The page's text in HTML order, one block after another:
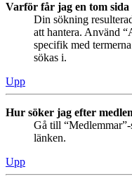
Varför får jag en tom
Din sökning
att hantera. Använd
specifik med
sökas i.
Upp
Hur söker jag efter
Gå till
länken.
Upp